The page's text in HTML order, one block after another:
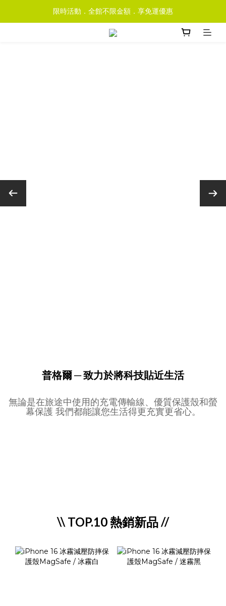
限時活動．全館不限金額．享免運優惠
普格爾 ─ 致力於將科技貼近生活
無論是在旅途中使用的充電傳輸線、優質保護殼和螢
幕保護 我們都能讓您生活得更充實更省心。
\\ TOP.10 熱銷新品 //